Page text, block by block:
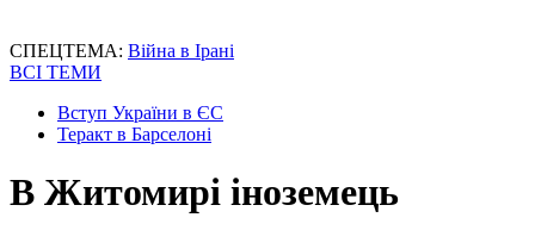
СПЕЦТЕМА: Війна в Ірані
ВСІ ТЕМИ
Вступ України в ЄС
Теракт в Барселоні
В Житомирі іноземець